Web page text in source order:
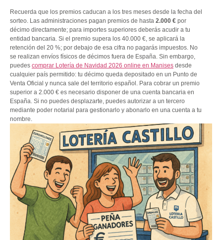
Recuerda que los premios caducan a los tres meses desde la fecha del
sorteo. Las administraciones pagan premios de hasta 2.000 € por
décimo directamente; para importes superiores deberás acudir a tu
entidad bancaria. Si el premio supera los 40.000 €, se aplicará la
retención del 20 %; por debajo de esa cifra no pagarás impuestos. No
se realizan envíos físicos de décimos fuera de España. Sin embargo,
puedes comprar Lotería de Navidad 2026 online en Manises desde
cualquier país permitido: tu décimo queda depositado en un Punto de
Venta Oficial y nunca sale del territorio español. Para cobrar un premio
superior a 2.000 € es necesario disponer de una cuenta bancaria en
España. Si no puedes desplazarte, puedes autorizar a un tercero
mediante poder notarial para gestionarlo y abonarlo en una cuenta a tu
nombre.